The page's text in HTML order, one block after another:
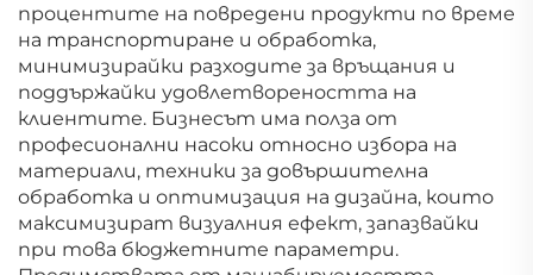
процентите на повредени продукти по време
на транспортиране и обработка,
минимизирайки разходите за връщания и
поддържайки удовлетвореността на
клиентите. Бизнесът има полза от
професионални насоки относно избора на
материали, техники за довършителна
обработка и оптимизация на дизайна, които
максимизират визуалния ефект, запазвайки
при това бюджетните параметри.